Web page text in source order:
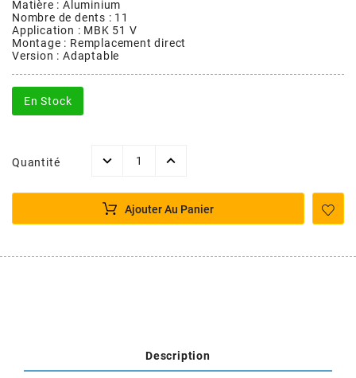
POSTE DE PILOTAGE
DERBI E3 ALL DAY
ARCHIVE
AREXONS
ARMLOCK
Matière : Aluminium
Nombre de dents : 11
Application : MBK 51 V
Montage : Remplacement direct
Version : Adaptable
En Stock
Quantité
Ajouter Au Panier
Description